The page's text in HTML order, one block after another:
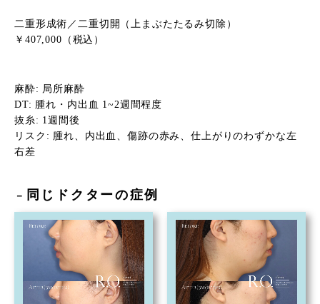
二重形成術／二重切開（上まぶたたるみ切除）
￥407,000（税込）
麻酔: 局所麻酔
DT: 腫れ・内出血 1~2週間程度
抜糸: 1週間後
リスク: 腫れ、内出血、傷跡の赤み、仕上がりのわずかな左
右差
－ 同じドクターの症例